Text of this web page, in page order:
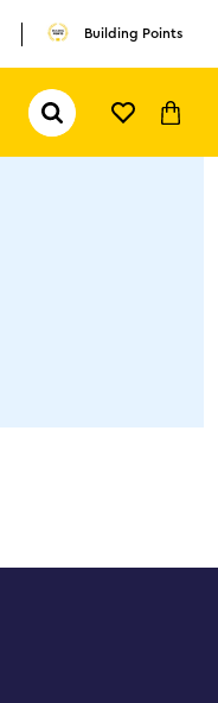
Building Points
Pesquisar...